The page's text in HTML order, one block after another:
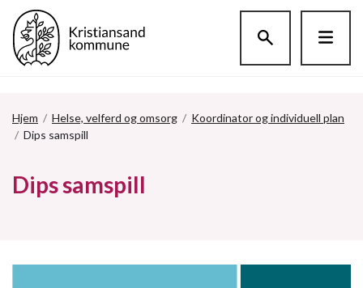
Hjem / Helse, velferd og omsorg / Koordinator og individuell plan
/ Dips samspill
Dips samspill